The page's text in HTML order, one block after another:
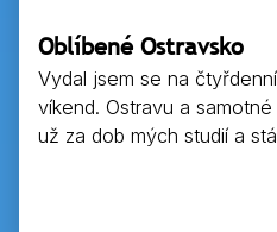
Oblíbené Ostravsko
Vydal jsem se na
víkend. Ostravu a
už za dob mých studií a